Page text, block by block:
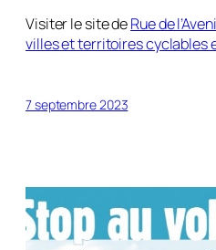
Visiter le site deRue de
villes et territoires cyclables
7 septembre 2023